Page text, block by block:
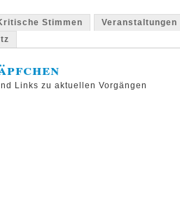
Stimmen
Veranstaltungen
Links zu aktuellen Vorgängen